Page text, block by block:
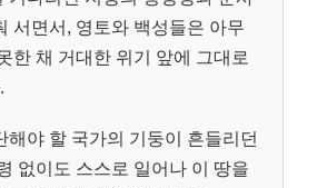
서면서, 영토와 백성들은 아무
한 채 거대한 위기 앞에 그대로
해야 할 국가의 기둥이 흔들리던
없이도 스스로 일어나 이 땅을